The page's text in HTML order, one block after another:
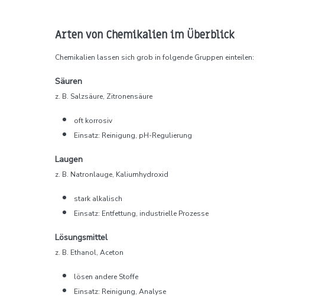
Arten von Chemikalien im Überblick
Chemikalien lassen sich grob in folgende Gruppen einteilen:
Säuren
z. B. Salzsäure, Zitronensäure
oft korrosiv
Einsatz: Reinigung, pH-Regulierung
Laugen
z. B. Natronlauge, Kaliumhydroxid
stark alkalisch
Einsatz: Entfettung, industrielle Prozesse
Lösungsmittel
z. B. Ethanol, Aceton
lösen andere Stoffe
Einsatz: Reinigung, Analyse